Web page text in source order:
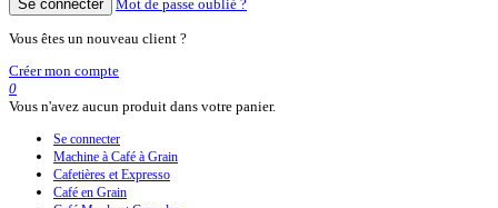
Se connecter Mot de passe oublié ?
Vous êtes un nouveau client ?
Créer mon compte
0
Vous n'avez aucun produit dans votre panier.
Se connecter
Machine à Café à Grain
Cafetières et Expresso
Café en Grain